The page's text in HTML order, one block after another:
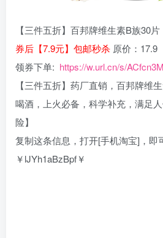
【三件五折】百邦牌维生素B族30片
券后【7.9元】包邮秒杀 原价：17.9
领券下单: https://w.url.cn/s/ACfcn3M
【三件五折】药厂直销，百邦牌维
喝酒，上火必备，科学补充，满足
险】
复制这条信息，打开[手机淘宝]，即
￥lJYh1aBzBpf￥